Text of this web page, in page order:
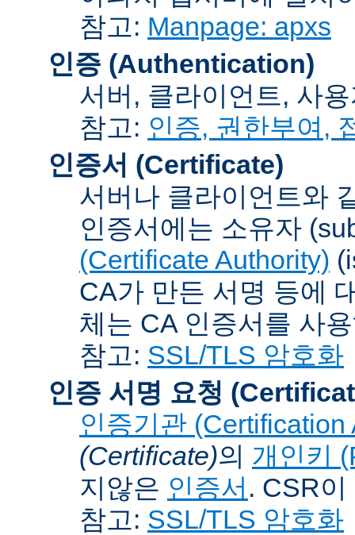
참고: Manpage: apxs
인증 (Authentication)
서버, 클라이언트, 사
참고: 인증, 권한부여,
인증서 (Certificate)
서버나 클라이언트와
인증서에는 소유자
(Certificate Authority)
CA가 만든 서명 등에
체는 CA 인증서를 사
참고: SSL/TLS 암호화
인증 서명 요청
인증기관 (Certification
(Certificate)의 개인키
지않은 인증서 . CSR
참고: SSL/TLS 암호화